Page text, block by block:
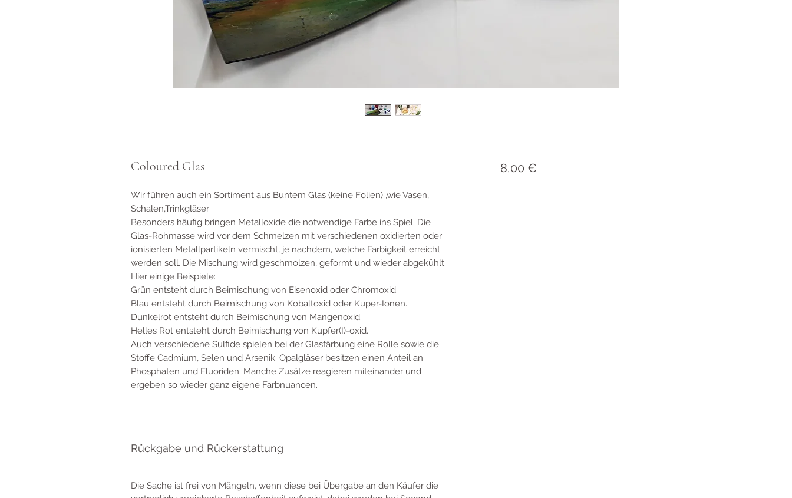
Coloured Glas
Wir führen auch ein Sortiment aus Buntem Glas (keine Folien) ,wie Vasen,
Schalen,Trinkgläser
Besonders häufig bringen Metalloxide die notwendige Farbe ins Spiel. Die
Glas-Rohmasse wird vor dem Schmelzen mit verschiedenen oxidierten oder
ionisierten Metallpartikeln vermischt, je nachdem, welche Farbigkeit erreicht
werden soll. Die Mischung wird geschmolzen, geformt und wieder abgekühlt.
Hier einige Beispiele:
Grün entsteht durch Beimischung von Eisenoxid oder Chromoxid.
Blau entsteht durch Beimischung von Kobaltoxid oder Kuper-Ionen.
Dunkelrot entsteht durch Beimischung von Mangenoxid.
Helles Rot entsteht durch Beimischung von Kupfer(I)-oxid.
Auch verschiedene Sulfide spielen bei der Glasfärbung eine Rolle sowie die
Stoffe Cadmium, Selen und Arsenik. Opalgläser besitzen einen Anteil an
Phosphaten und Fluoriden. Manche Zusätze reagieren miteinander und
ergeben so wieder ganz eigene Farbnuancen.
Rückgabe und Rückerstattung
Die Sache ist frei von Mängeln, wenn diese bei Übergabe an den Käufer die
8,00 €Preis